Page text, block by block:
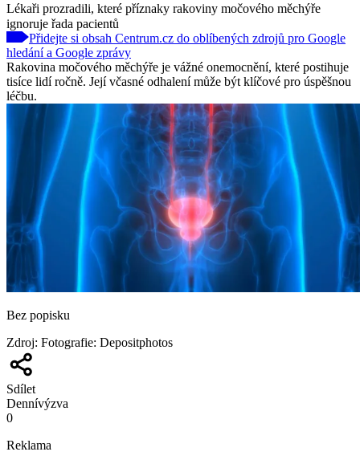
Lékaři prozradili, které příznaky rakoviny močového měchýře
ignoruje řada pacientů
Přidejte si obsah Centrum.cz do oblíbených zdrojů pro Google
hledání a Google zprávy
Rakovina močového měchýře je vážné onemocnění, které postihuje
tisíce lidí ročně. Její včasné odhalení může být klíčové pro úspěšnou
léčbu.
Bez popisku
Zdroj: Fotografie: Depositphotos
Sdílet
Dennívýzva
0
Reklama